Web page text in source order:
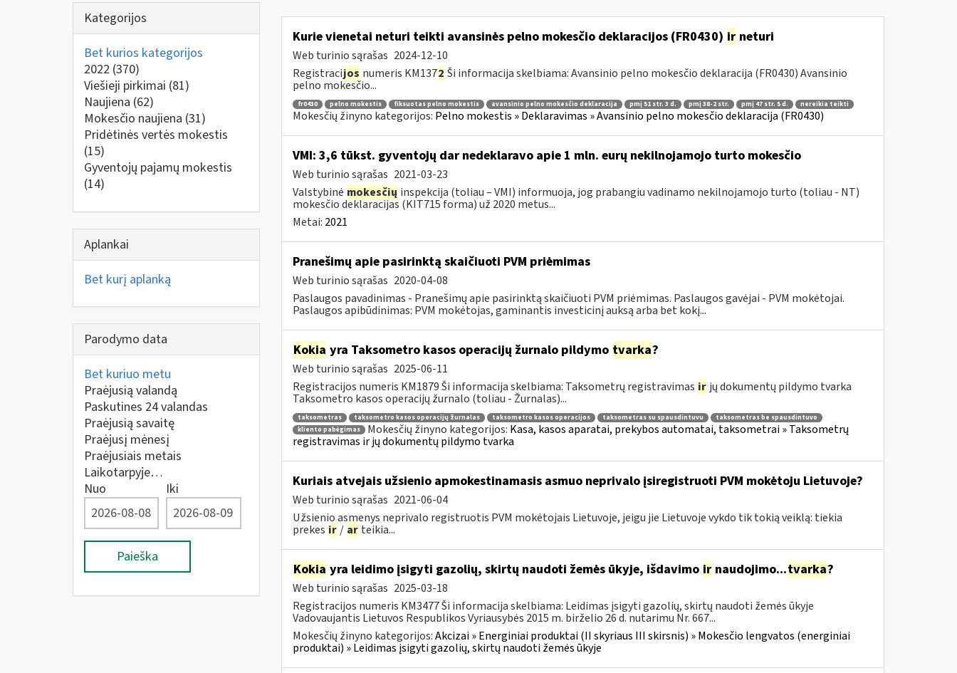
Kategorijos
Bet kurios kategorijos
2022 (370)
Viešieji pirkimai (81)
Naujiena (62)
Mokesčio naujiena (31)
Pridėtinės vertės mokestis
(15)
Gyventojų pajamų mokestis
(14)
Aplankai
Bet kurį aplanką
Parodymo data
Bet kuriuo metu
Praėjusią valandą
Paskutines 24 valandas
Praėjusią savaitę
Praėjusį mėnesį
Praėjusiais metais
Laikotarpyje…
Nuo
Iki
Paieška
Kurie vienetai neturi teikti avansinės pelno mokesčio deklaracijos (FR0430) irneturi
Web turinio sąrašas 2024-12-10
Registracijos numeris KM1372 Ši informacija skelbiama: Avansinio pelno mokesčio deklaracija (FR0430) Avansinio
pelno mokesčio...
fr0430 pelno mokestis fiksuotas pelno mokestis avansinio pelno mokesčio deklaracija pmį 51 str. 3 d. pmį 38-2 str. pmį 47 str. 5 d. nereikia teikti
Mokesčių žinyno kategorijos: Pelno mokestis » Deklaravimas » Avansinio pelno mokesčio deklaracija (FR0430)
VMI: 3,6 tūkst. gyventojų dar nedeklaravo apie 1 mln. eurų nekilnojamojo turto mokesčio
Web turinio sąrašas 2021-03-23
Valstybinė mokesčių inspekcija (toliau – VMI) informuoja, jog prabangiu vadinamo nekilnojamojo turto (toliau - NT)
mokesčio deklaracijas (KIT715 forma) už 2020 metus...
Metai: 2021
Pranešimų apie pasirinktą skaičiuoti PVM priėmimas
Web turinio sąrašas 2020-04-08
Paslaugos pavadinimas - Pranešimų apie pasirinktą skaičiuoti PVM priėmimas. Paslaugos gavėjai - PVM mokėtojai.
Paslaugos apibūdinimas: PVM mokėtojas, gaminantis investicinį auksą arba bet kokį...
Kokia yra Taksometro kasos operacijų žurnalo pildymo tvarka?
Web turinio sąrašas 2025-06-11
Registracijos numeris KM1879 Ši informacija skelbiama: Taksometrų registravimas ir jų dokumentų pildymo tvarka
Taksometro kasos operacijų žurnalo (toliau - Žurnalas)...
taksometras taksometro kasos operacijų žurnalas taksometro kasos operacijos taksometras su spausdintuvu
taksometras be spausdintuvo
kliento pabėgimas
Mokesčių žinyno kategorijos: Kasa, kasos aparatai, prekybos automatai, taksometrai » Taksometrų
registravimas ir jų dokumentų pildymo tvarka
Kuriais atvejais užsienio apmokestinamasis asmuo neprivalo įsiregistruoti PVM mokėtoju Lietuvoje?
Web turinio sąrašas 2021-06-04
Užsienio asmenys neprivalo registruotis PVM mokėtojais Lietuvoje, jeigu jie Lietuvoje vykdo tik tokią veiklą: tiekia
prekes ir / ar teikia...
Kokia yra leidimo įsigyti gazolių, skirtų naudoti žemės ūkyje, išdavimo irnaudojimo...tvarka?
Web turinio sąrašas 2025-03-18
Registracijos numeris KM3477 Ši informacija skelbiama: Leidimas įsigyti gazolių, skirtų naudoti žemės ūkyje
Vadovaujantis Lietuvos Respublikos Vyriausybės 2015 m. birželio 26 d. nutarimu Nr. 667...
Mokesčių žinyno kategorijos:Akcizai » Energiniai produktai (II skyriaus III skirsnis) » Mokesčio lengvatos (energiniai
produktai) » Leidimas įsigyti gazolių, skirtų naudoti žemės ūkyje